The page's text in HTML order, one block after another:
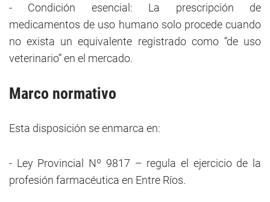
- Condición esencial: La prescripción de
medicamentos de uso humano solo procede cuando
no exista un equivalente registrado como “de uso
veterinario” en el mercado.
Marco normativo
Esta disposición se enmarca en:
- Ley Provincial Nº 9817 – regula el ejercicio de la
profesión farmacéutica en Entre Ríos.